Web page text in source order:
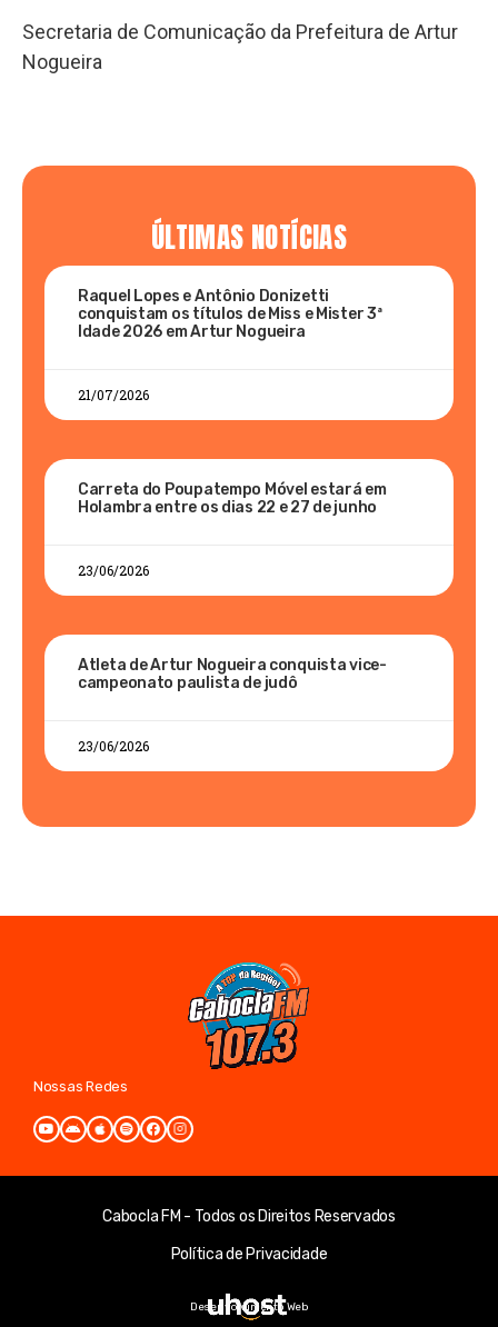
Secretaria de Comunicação da Prefeitura de Artur
Nogueira
ÚLTIMAS NOTÍCIAS
Raquel Lopes e Antônio Donizetti
conquistam os títulos de Miss e Mister 3ª
Idade 2026 em Artur Nogueira
21/07/2026
Carreta do Poupatempo Móvel estará em
Holambra entre os dias 22 e 27 de junho
23/06/2026
Atleta de Artur Nogueira conquista vice-
campeonato paulista de judô
23/06/2026
Nossas Redes
Cabocla FM - Todos os Direitos Reservados
Política de Privacidade
Desenvolvimento Web